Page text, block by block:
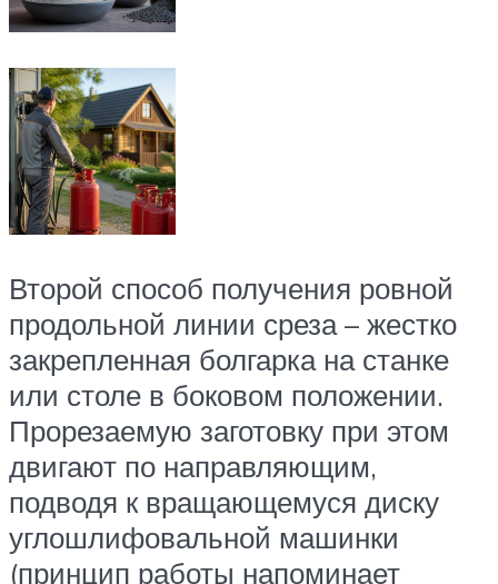
Второй способ получения ровной
продольной линии среза – жестко
закрепленная болгарка на станке
или столе в боковом положении.
Прорезаемую заготовку при этом
двигают по направляющим,
подводя к вращающемуся диску
углошлифовальной машинки
(принцип работы напоминает